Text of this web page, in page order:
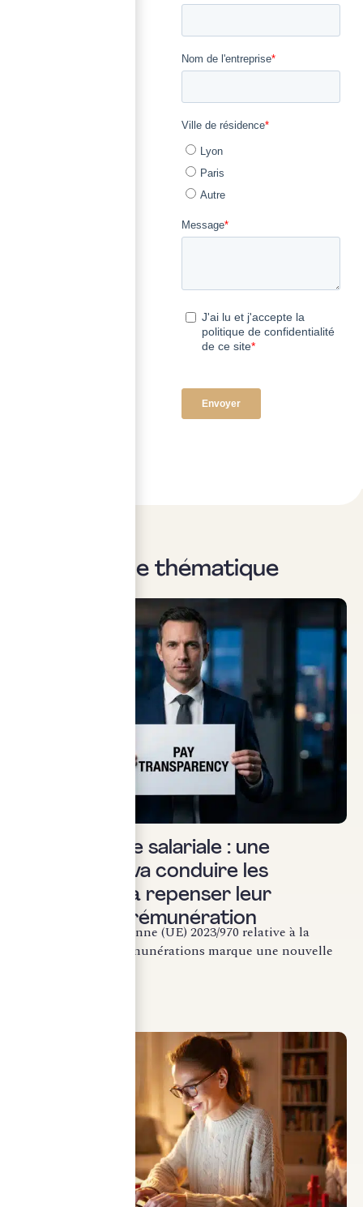
Sur la même thématique
Transparence salariale : une
réforme qui va conduire les
entreprises à repenser leur
politique de rémunération
La directive européenne (UE) 2023/970 relative à la
transparence des rémunérations marque une nouvelle